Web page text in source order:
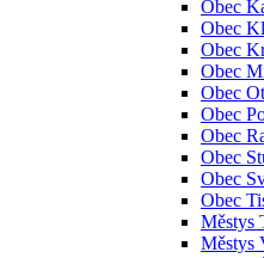
Obec
Obec
Obec
Obec
Obec
Obec
Obec
Obec
Obec
Obec
Městys
Městys